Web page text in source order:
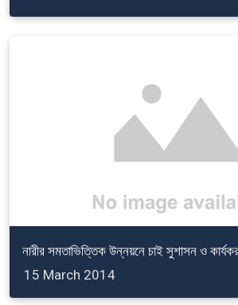
নারীর সমতাভিত্তিক উন্নয়নে চাই সুশাসন ও
15 March 2014